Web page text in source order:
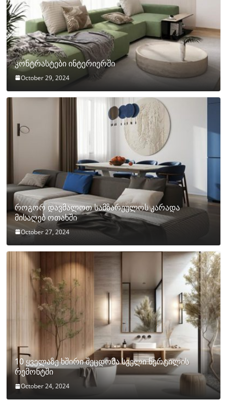
კონტრასტები ინტერიერში
October 29, 2024
როგორ დავმალოთ სამზარეულოს კარადა
მისაღებ ოთახში
October 27, 2024
10 ყველაზე ხშირი შეცდომა სველი წერტილის
რემონტში
October 24, 2024